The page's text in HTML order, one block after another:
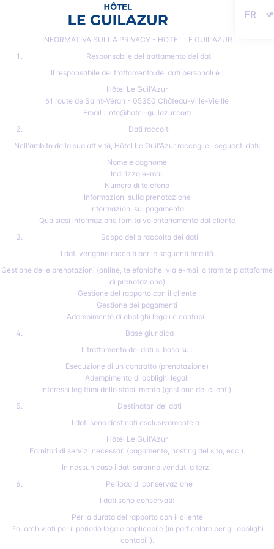
Lingua
INFORMATIVA SULLA PRIVACY - HOTEL LE GUIL'AZUR
Responsabile del trattamento dei dati
Il responsabile del trattamento dei dati personali è :
Hôtel Le Guil'Azur
61 route de Saint-Véran - 05350 Château-Ville-Vieille
Email : info@hotel-guilazur.com
Dati raccolti
Nell'ambito della sua attività, Hôtel Le Guil'Azur raccoglie i seguenti dati:
Nome e cognome
Indirizzo e-mail
Numero di telefono
Informazioni sulla prenotazione
Informazioni sul pagamento
Qualsiasi informazione fornita volontariamente dal cliente
Scopo della raccolta dei dati
I dati vengono raccolti per le seguenti finalità
Gestione delle prenotazioni (online, telefoniche, via e-mail o tramite piattaforme
di prenotazione)
Gestione del rapporto con il cliente
Gestione dei pagamenti
Adempimento di obblighi legali e contabili
Base giuridica
Il trattamento dei dati si basa su :
Esecuzione di un contratto (prenotazione)
Adempimento di obblighi legali
Interessi legittimi dello stabilimento (gestione dei clienti).
Destinatari dei dati
I dati sono destinati esclusivamente a :
Hôtel Le Guil'Azur
Fornitori di servizi necessari (pagamento, hosting del sito, ecc.).
In nessun caso i dati saranno venduti a terzi.
Periodo di conservazione
I dati sono conservati:
Per la durata del rapporto con il cliente
Poi archiviati per il periodo legale applicabile (in particolare per gli obblighi
contabili).